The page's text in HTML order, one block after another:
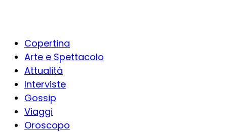
Copertina
Arte e Spettacolo
Attualità
Interviste
Gossip
Viaggi
Oroscopo